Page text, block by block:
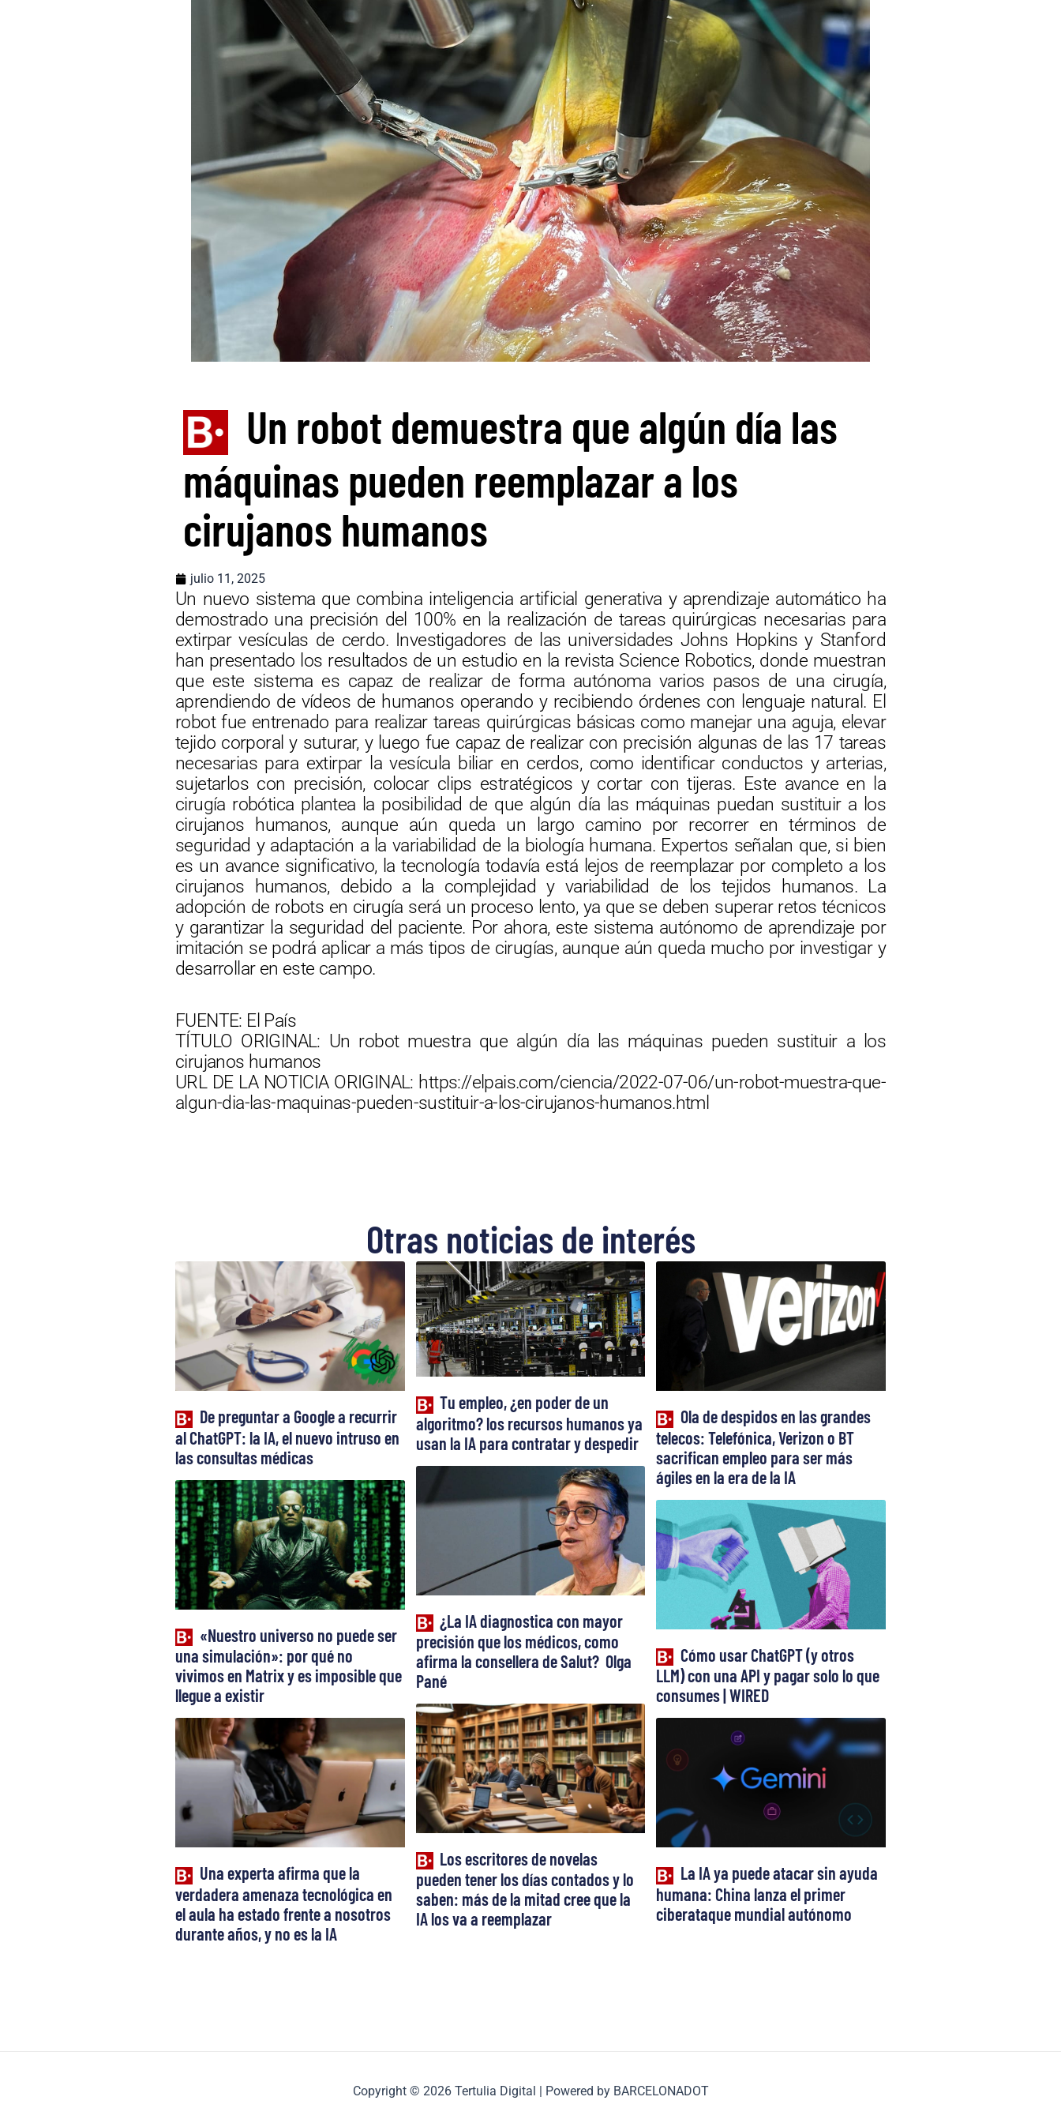
Un robot demuestra que algún día las
máquinas pueden reemplazar a los
cirujanos humanos
julio 11, 2025
Un nuevo sistema que combina inteligencia artificial generativa y aprendizaje automático ha
demostrado una precisión del 100% en la realización de tareas quirúrgicas necesarias para
extirpar vesículas de cerdo. Investigadores de las universidades Johns Hopkins y Stanford
han presentado los resultados de un estudio en la revista Science Robotics, donde muestran
que este sistema es capaz de realizar de forma autónoma varios pasos de una cirugía,
aprendiendo de vídeos de humanos operando y recibiendo órdenes con lenguaje natural. El
robot fue entrenado para realizar tareas quirúrgicas básicas como manejar una aguja, elevar
tejido corporal y suturar, y luego fue capaz de realizar con precisión algunas de las 17 tareas
necesarias para extirpar la vesícula biliar en cerdos, como identificar conductos y arterias,
sujetarlos con precisión, colocar clips estratégicos y cortar con tijeras. Este avance en la
cirugía robótica plantea la posibilidad de que algún día las máquinas puedan sustituir a los
cirujanos humanos, aunque aún queda un largo camino por recorrer en términos de
seguridad y adaptación a la variabilidad de la biología humana. Expertos señalan que, si bien
es un avance significativo, la tecnología todavía está lejos de reemplazar por completo a los
cirujanos humanos, debido a la complejidad y variabilidad de los tejidos humanos. La
adopción de robots en cirugía será un proceso lento, ya que se deben superar retos técnicos
y garantizar la seguridad del paciente. Por ahora, este sistema autónomo de aprendizaje por
imitación se podrá aplicar a más tipos de cirugías, aunque aún queda mucho por investigar y
desarrollar en este campo.
FUENTE: El País
TÍTULO ORIGINAL: Un robot muestra que algún día las máquinas pueden sustituir a los
cirujanos humanos
URL DE LA NOTICIA ORIGINAL: https://elpais.com/ciencia/2022-07-06/un-robot-muestra-que-
algun-dia-las-maquinas-pueden-sustituir-a-los-cirujanos-humanos.html
Otras noticias de interés
De preguntar a Google a recurrir
al ChatGPT: la IA, el nuevo intruso en
las consultas médicas
Tu empleo, ¿en poder de un
algoritmo? los recursos humanos ya
usan la IA para contratar y despedir
Ola de despidos en las grandes
telecos: Telefónica, Verizon o BT
sacrifican empleo para ser más
ágiles en la era de la IA
«Nuestro universo no puede ser
una simulación»: por qué no
vivimos en Matrix y es imposible que
llegue a existir
¿La IA diagnostica con mayor
precisión que los médicos, como
afirma la consellera de Salut? Olga
Pané
Cómo usar ChatGPT (y otros
LLM) con una API y pagar solo lo que
consumes | WIRED
Una experta afirma que la
verdadera amenaza tecnológica en
el aula ha estado frente a nosotros
durante años, y no es la IA
Los escritores de novelas
pueden tener los días contados y lo
saben: más de la mitad cree que la
IA los va a reemplazar
La IA ya puede atacar sin ayuda
humana: China lanza el primer
ciberataque mundial autónomo
Copyright © 2026 Tertulia Digital | Powered by BARCELONADOT